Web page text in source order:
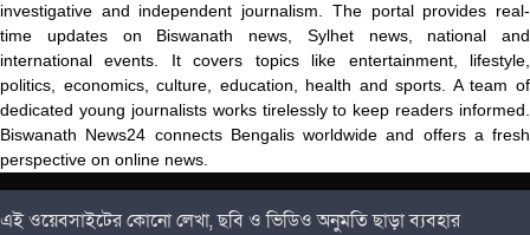
investigative and independent journalism. The portal provides real-
time updates on Biswanath news, Sylhet news, national and
international events. It covers topics like entertainment, lifestyle,
politics, economics, culture, education, health and sports. A team of
dedicated young journalists works tirelessly to keep readers informed.
Biswanath News24 connects Bengalis worldwide and offers a fresh
perspective on online news.
এই ওয়েবসাইটের কোনো লেখা, ছবি ও ভিডিও অনুমতি ছাড়া ব্যবহার